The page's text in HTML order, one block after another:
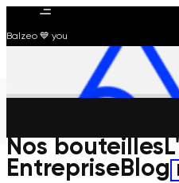
Balzeo 💙 you
Nos bouteilles
EntrepriseBlog